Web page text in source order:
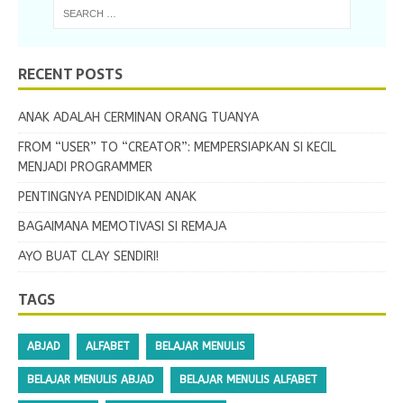
RECENT POSTS
ANAK ADALAH CERMINAN ORANG TUANYA
FROM “USER” TO “CREATOR”: MEMPERSIAPKAN SI KECIL
MENJADI PROGRAMMER
PENTINGNYA PENDIDIKAN ANAK
BAGAIMANA MEMOTIVASI SI REMAJA
AYO BUAT CLAY SENDIRI!
TAGS
ABJAD ALFABET BELAJAR MENULIS
BELAJAR MENULIS ABJAD BELAJAR MENULIS ALFABET